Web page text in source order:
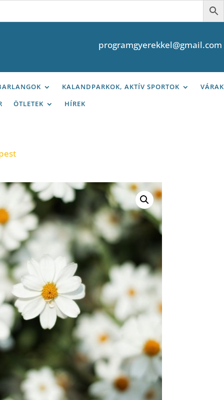
programgyerekkel@gmail.com
KALANDPARKOK, AKTÍV SPORTOK
VÁRAK
ÖTLETEK HÍREK